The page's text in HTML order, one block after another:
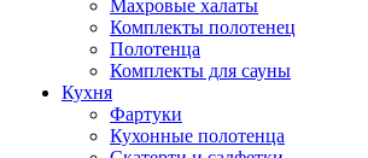
Махровые халаты
Комплекты полотенец
Полотенца
Комплекты для сауны
Кухня
Фартуки
Кухонные полотенца